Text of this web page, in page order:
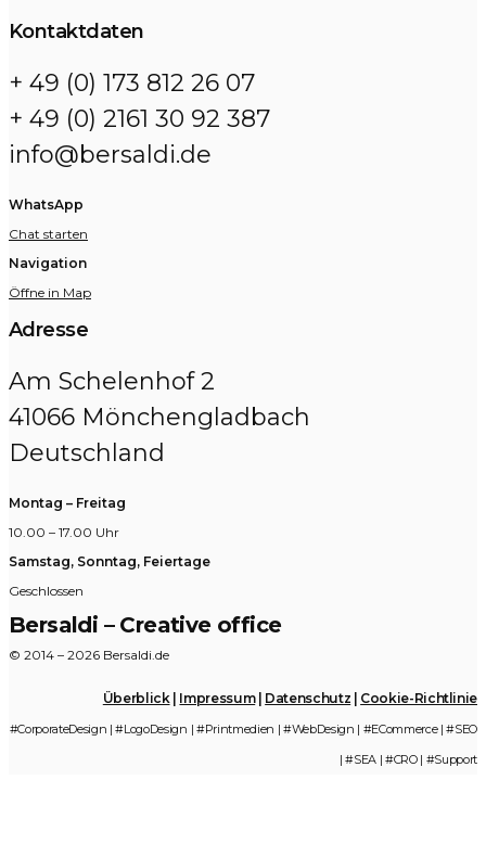
Kontaktdaten
+ 49 (0) 173 812 26 07
+ 49 (0) 2161 30 92 387
info@bersaldi.de
WhatsApp
Chat starten
Navigation
Öffne in Map
Adresse
Am Schelenhof 2
41066 Mönchengladbach
Deutschland
Montag – Freitag
10.00 – 17.00 Uhr
Samstag, Sonntag, Feiertage
Geschlossen
Bersaldi – Creative office
© 2014 – 2026 Bersaldi.de
Überblick Impressum| Datenschutz Cookie-Richtlinie
#CorporateDesign | #LogoDesign | #Printmedien | #WebDesign | #ECommerce | #SEO
| #SEA | #CRO | #Support